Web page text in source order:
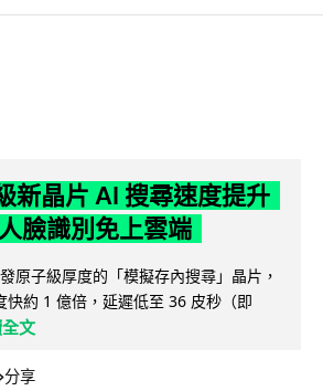
新晶片 AI 搜尋速度提升
臉識別免上雲端
原子級厚度的「模擬存內搜尋」晶片，
快約 1 億倍，延遲低至 36 皮秒（即
文
分享